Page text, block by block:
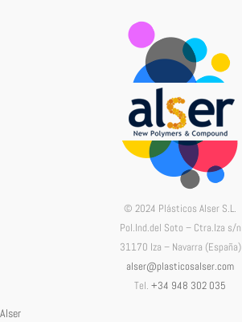
© 2024 Plásticos Alser S.L.
Pol.Ind.del Soto – Ctra.Iza s/n
31170 Iza – Navarra (España)
alser@plasticosalser.com
Tel. +34 948 302 035
Alser